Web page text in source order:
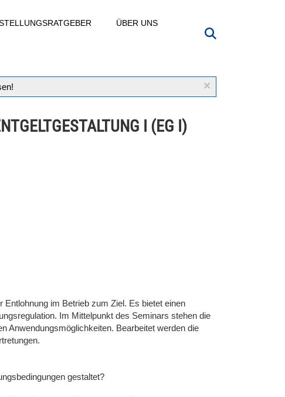
ÜBER UNS
×
I (EG I)
im Betrieb zum Ziel. Es bietet einen
Im Mittelpunkt des Seminars stehen die
Anwendungsmöglichkeiten. Bearbeitet werden die
gestaltet?